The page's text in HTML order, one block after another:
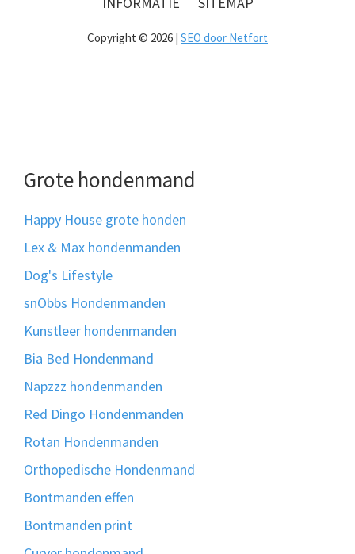
Copyright © 2026 | SEO door Netfort
Grote hondenmand
Happy House grote honden
Lex & Max hondenmanden
Dog's Lifestyle
snObbs Hondenmanden
Kunstleer hondenmanden
Bia Bed Hondenmand
Napzzz hondenmanden
Red Dingo Hondenmanden
Rotan Hondenmanden
Orthopedische Hondenmand
Bontmanden effen
Bontmanden print